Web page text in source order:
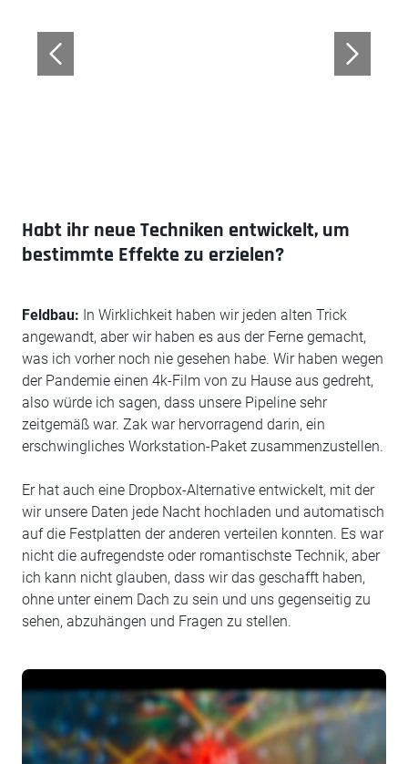
Habt ihr neue Techniken entwickelt, um
bestimmte Effekte zu erzielen?
Feldbau: In Wirklichkeit haben wir jeden alten Trick
angewandt, aber wir haben es aus der Ferne gemacht,
was ich vorher noch nie gesehen habe. Wir haben wegen
der Pandemie einen 4k-Film von zu Hause aus gedreht,
also würde ich sagen, dass unsere Pipeline sehr
zeitgemäß war. Zak war hervorragend darin, ein
erschwingliches Workstation-Paket zusammenzustellen.
Er hat auch eine Dropbox-Alternative entwickelt, mit der
wir unsere Daten jede Nacht hochladen und automatisch
auf die Festplatten der anderen verteilen konnten. Es war
nicht die aufregendste oder romantischste Technik, aber
ich kann nicht glauben, dass wir das geschafft haben,
ohne unter einem Dach zu sein und uns gegenseitig zu
sehen, abzuhängen und Fragen zu stellen.